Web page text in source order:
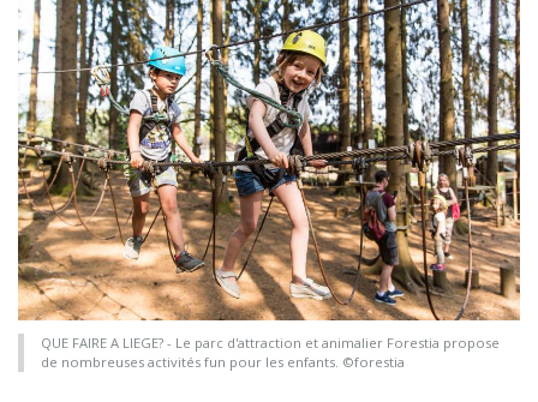
QUE FAIRE A LIEGE? - Le parc d'attraction et animalier Forestia propose
de nombreuses activités fun pour les enfants. ©forestia